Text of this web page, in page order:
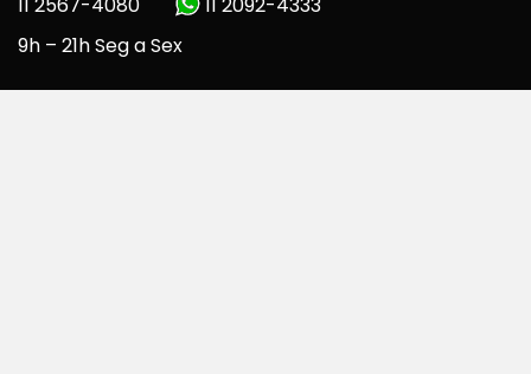
11 2567-4080
11 2092-4333
9h – 21h Seg a Sex